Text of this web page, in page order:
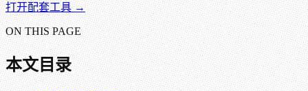
打开配套工具 →
ON THIS PAGE
本文目录